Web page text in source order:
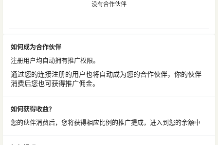
没有合作伙伴
如何成为合作伙伴
注册用户均自动拥有推广权限。
通过您的连接注册的用户也将自动成为您的合作伙伴，你的伙伴
消费后您也可获得推广佣金。
如何获得收益？
您的伙伴消费后，您将获得相应比例的推广提成，进入到您的余额中